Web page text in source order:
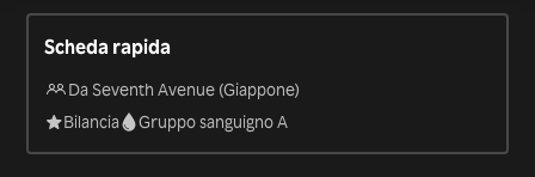
Scheda rapida
Da Seventh Avenue (Giappone)
Bilancia
Gruppo sanguigno A